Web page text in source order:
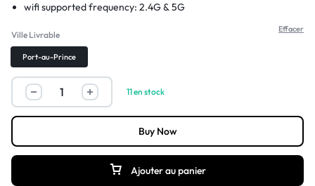
wifi supported frequency:2.4G & 5G
Supports WPS:
WiFi Transmission Standard:
wired transfer rate:
2.4g wi-fi transmission rate:
Ville Livrable
Port-au-Prince
Effacer
11 en stock
Ajouter au panier
Buy Now